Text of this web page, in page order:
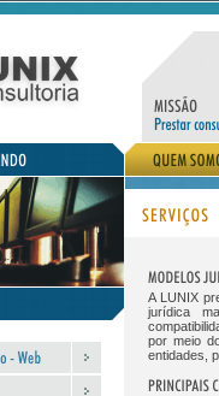
A LUNIX
jurídica
por meio
entidades,